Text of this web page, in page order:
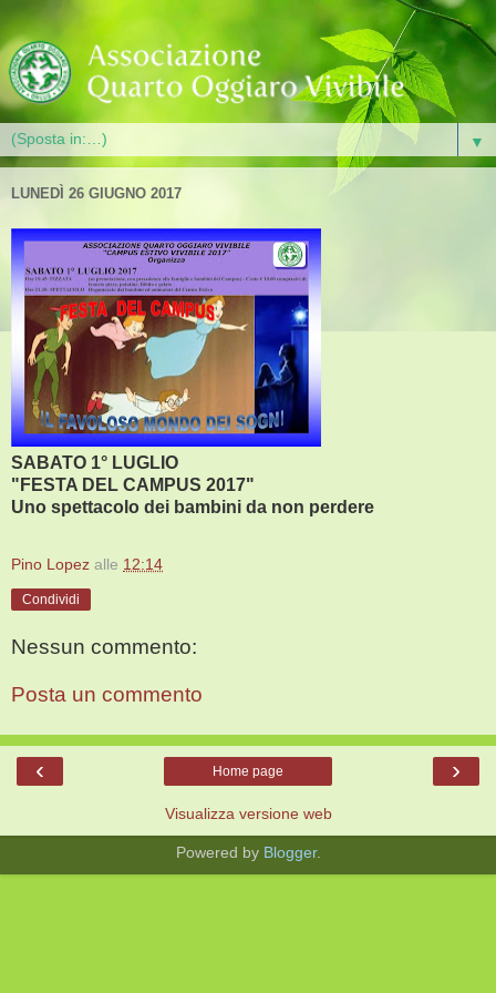
▼
LUNEDÌ 26 GIUGNO 2017
SABATO 1° LUGLIO
"FESTA DEL CAMPUS 2017"
Uno spettacolo dei bambini da non perdere
Pino Lopez alle 12:14
Condividi
Nessun commento:
Posta un commento
‹ ›
Home page
Visualizza versione web
Powered by Blogger.